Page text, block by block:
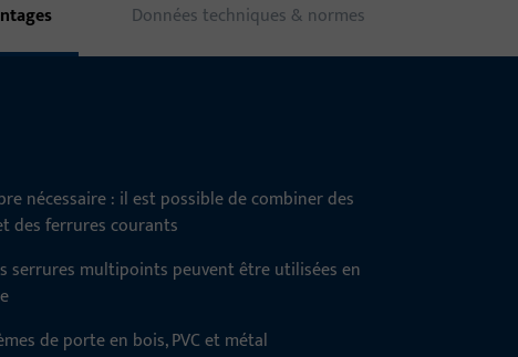
Données techniques & normes
nécessaire : il est possible de combiner des
des ferrures courants
serrures multipoints peuvent être utilisées en
de porte en bois, PVC et métal